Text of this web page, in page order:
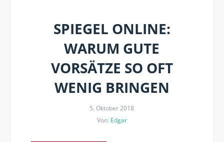
SPIEGEL ONLINE:
WARUM GUTE
VORSÄTZE SO OFT
WENIG BRINGEN
5. Oktober 2018
Von: Edgar